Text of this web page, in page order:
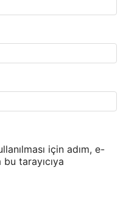
için adım, e-
tarayıcıya